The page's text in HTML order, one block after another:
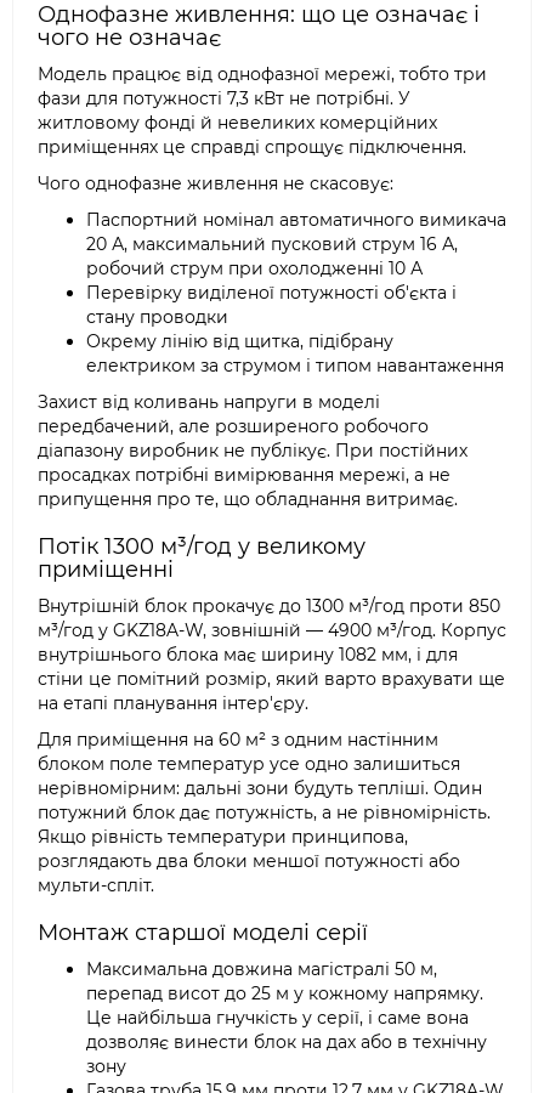
Однофазне живлення: що це означає і
чого не означає
Модель працює від однофазної мережі, тобто три
фази для потужності 7,3 кВт не потрібні. У
житловому фонді й невеликих комерційних
приміщеннях це справді спрощує підключення.
Чого однофазне живлення не скасовує:
Паспортний номінал автоматичного вимикача
20 А, максимальний пусковий струм 16 А,
робочий струм при охолодженні 10 А
Перевірку виділеної потужності об'єкта і
стану проводки
Окрему лінію від щитка, підібрану
електриком за струмом і типом навантаження
Захист від коливань напруги в моделі
передбачений, але розширеного робочого
діапазону виробник не публікує. При постійних
просадках потрібні вимірювання мережі, а не
припущення про те, що обладнання витримає.
Потік 1300 м³/год у великому
приміщенні
Внутрішній блок прокачує до 1300 м³/год проти 850
м³/год у GKZ18A-W, зовнішній — 4900 м³/год. Корпус
внутрішнього блока має ширину 1082 мм, і для
стіни це помітний розмір, який варто врахувати ще
на етапі планування інтер'єру.
Для приміщення на 60 м² з одним настінним
блоком поле температур усе одно залишиться
нерівномірним: дальні зони будуть тепліші. Один
потужний блок дає потужність, а не рівномірність.
Якщо рівність температури принципова,
розглядають два блоки меншої потужності або
мульти-спліт.
Монтаж старшої моделі серії
Максимальна довжина магістралі 50 м,
перепад висот до 25 м у кожному напрямку.
Це найбільша гнучкість у серії, і саме вона
дозволяє винести блок на дах або в технічну
зону